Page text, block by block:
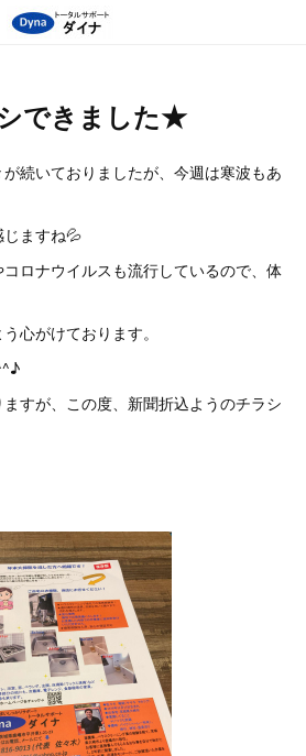
できました★
続いておりましたが、今週は寒波もあ
ますね💦
ロナウイルスも流行しているので、体
心がけております。
すが、この度、新聞折込ようのチラシ